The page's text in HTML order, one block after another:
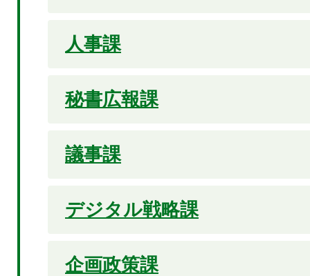
人事課
秘書広報課
議事課
デジタル戦略課
企画政策課